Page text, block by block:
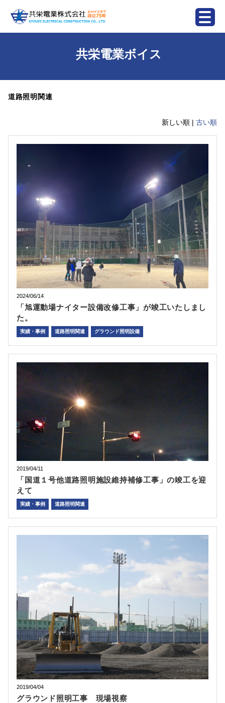
共栄電業ボイス
道路照明関連
新しい順 | 古い順
2024/06/14
「旭運動場ナイター設備改修工事」が竣工いたしまし
た。
実績・事例 道路照明関連 グラウンド照明設備
2019/04/11
「国道１号他道路照明施設維持補修工事」の竣工を迎
えて
実績・事例 道路照明関連
2019/04/04
グラウンド照明工事 現場視察